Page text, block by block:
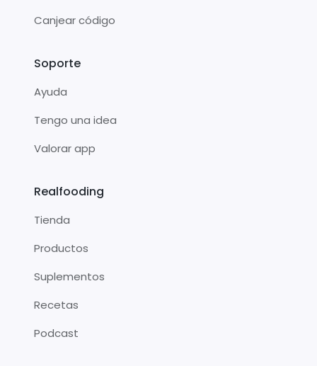
Canjear código
Soporte
Ayuda
Tengo una idea
Valorar app
Realfooding
Tienda
Productos
Suplementos
Recetas
Podcast